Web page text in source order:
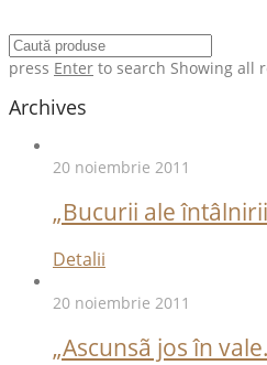
press Enter to search Showing all
Archives
20 noiembrie 2011
„Bucurii ale
Detalii
20 noiembrie 2011
„Ascunsã jos în